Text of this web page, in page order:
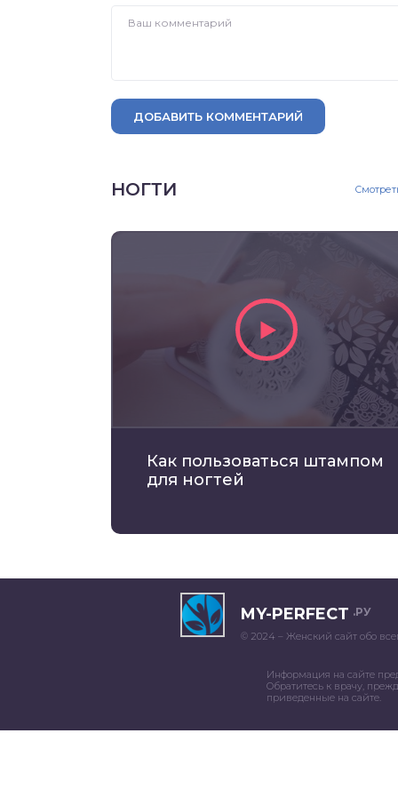
ДОБАВИТЬ КОММЕНТАРИЙ
НОГТИ
Как пользоваться штампом
для ногтей
MY-PERFECT .РУ
© 2024 – Женский сайт обо
Информация на сайте
Обратитесь к врачу,
приведенные на сайте.